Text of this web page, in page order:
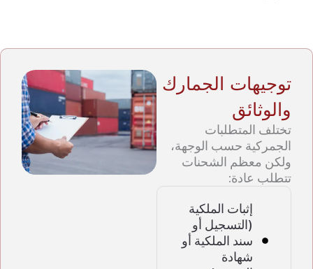
توجيهات الجمارك
والوثائق
تختلف المتطلبات
الجمركية حسب الوجهة،
ولكن معظم الشحنات
تتطلب عادة:
إثبات الملكية
(التسجيل أو
سند الملكية أو
شهادة